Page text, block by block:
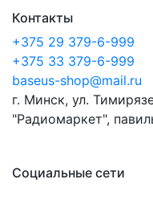
Контакты
+375 29 379-6-999
+375 33 379-6-999
baseus-shop@mail.ru
г. Минск, ул.
"Радиомаркет",
Социальные сети